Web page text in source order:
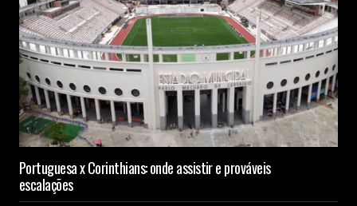
Portuguesa x Corinthians: onde assistir e prováveis
escalações